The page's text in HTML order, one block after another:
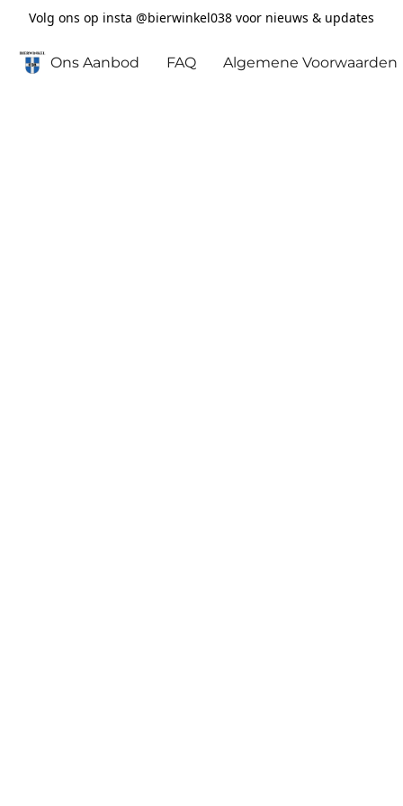
Volg ons op insta @bierwinkel038 voor nieuws & updates
Ons Aanbod FAQ Algemene Voorwaarden